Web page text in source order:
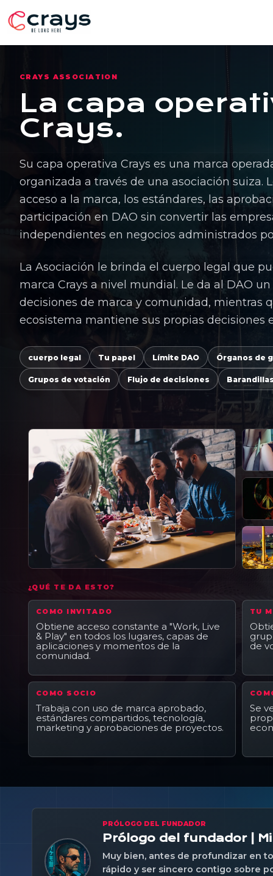
CRAYS ASSOCIATION
La capa
Crays.
Su capa operativa Crays es una marca
organizada a través de una asociación suiza.
acceso a la marca, los estándares, las
participación en DAO sin convertir las
independientes en negocios administrados
La Asociación le brinda el cuerpo legal que
marca Crays a nivel mundial. Le da al DAO
decisiones de marca y comunidad, mientras
ecosistema mantiene sus propias decisiones
cuerpo legal Tu papel Límite DAO Órganos de
Grupos de votación Flujo de decisiones
¿QUÉ TE DA ESTO?
COMO INVITADO
Obtiene acceso constante a "Work, Live
& Play" en todos los lugares, capas de
aplicaciones y momentos de la
comunidad.
TU
de
COMO SOCIO
Trabaja con uso de marca aprobado,
estándares compartidos, tecnología,
marketing y aprobaciones de proyectos.
Se
PRÓLOGO DEL FUNDADOR
Prólogo del fundador |
Muy bien, antes de profundizar en
rápido y ser sincero contigo sobre